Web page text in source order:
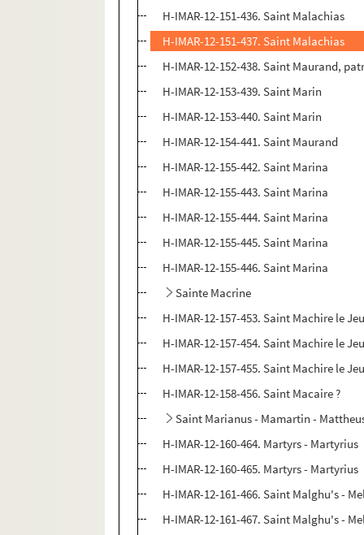
H-IMAR-12-151-436. Saint Malachias
H-IMAR-12-151-437. Saint Malachias
H-IMAR-12-152-438. Saint Maurand,
H-IMAR-12-153-439. Saint Marin
H-IMAR-12-153-440. Saint Marin
H-IMAR-12-154-441. Saint Maurand
H-IMAR-12-155-442. Saint Marina
H-IMAR-12-155-443. Saint Marina
H-IMAR-12-155-444. Saint Marina
H-IMAR-12-155-445. Saint Marina
H-IMAR-12-155-446. Saint Marina
Sainte Macrine
H-IMAR-12-157-453. Saint Machire le
H-IMAR-12-157-454. Saint Machire le
H-IMAR-12-157-455. Saint Machire le
H-IMAR-12-158-456. Saint Macaire ?
Saint Marianus - Mamartin -
H-IMAR-12-160-464. Martyrs - Martyrius
H-IMAR-12-160-465. Martyrs - Martyrius
H-IMAR-12-161-466. Saint Malghu's -
H-IMAR-12-161-467. Saint Malghu's -